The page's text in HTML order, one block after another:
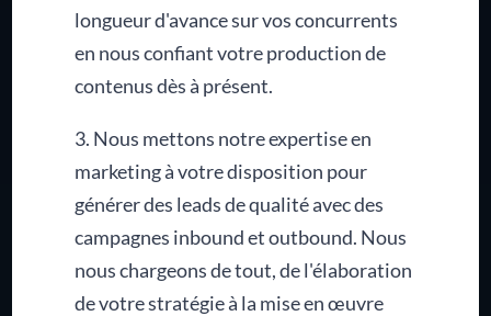
longueur d'avance sur vos concurrents
en nous confiant votre production de
contenus dès à présent.
3. Nous mettons notre expertise en
marketing à votre disposition pour
générer des leads de qualité avec des
campagnes inbound et outbound. Nous
nous chargeons de tout, de l'élaboration
de votre stratégie à la mise en œuvre